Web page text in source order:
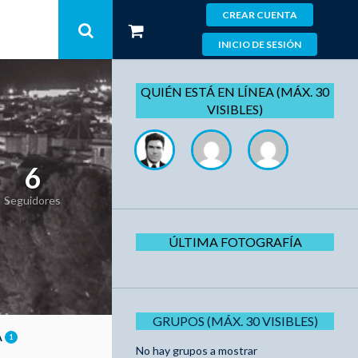
CREAR CUENTA
INICIO DE SESIÓN
6
Seguidores
1
QUIÉN ESTÁ EN LÍNEA (MÁX. 30
VISIBLES)
ÚLTIMA FOTOGRAFÍA
GRUPOS (MÁX. 30 VISIBLES)
No hay grupos a mostrar